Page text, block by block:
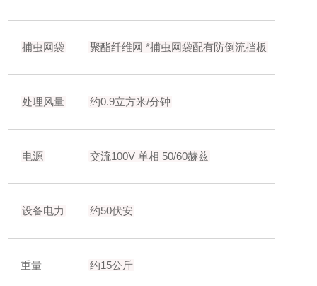
捕虫网袋 聚酯纤维网 *捕虫网袋配有防倒流挡板
处理风量 约0.9立方米/分钟
电源 交流100V 单相 50/60赫兹
设备电力 约50伏安
重量 约15公斤